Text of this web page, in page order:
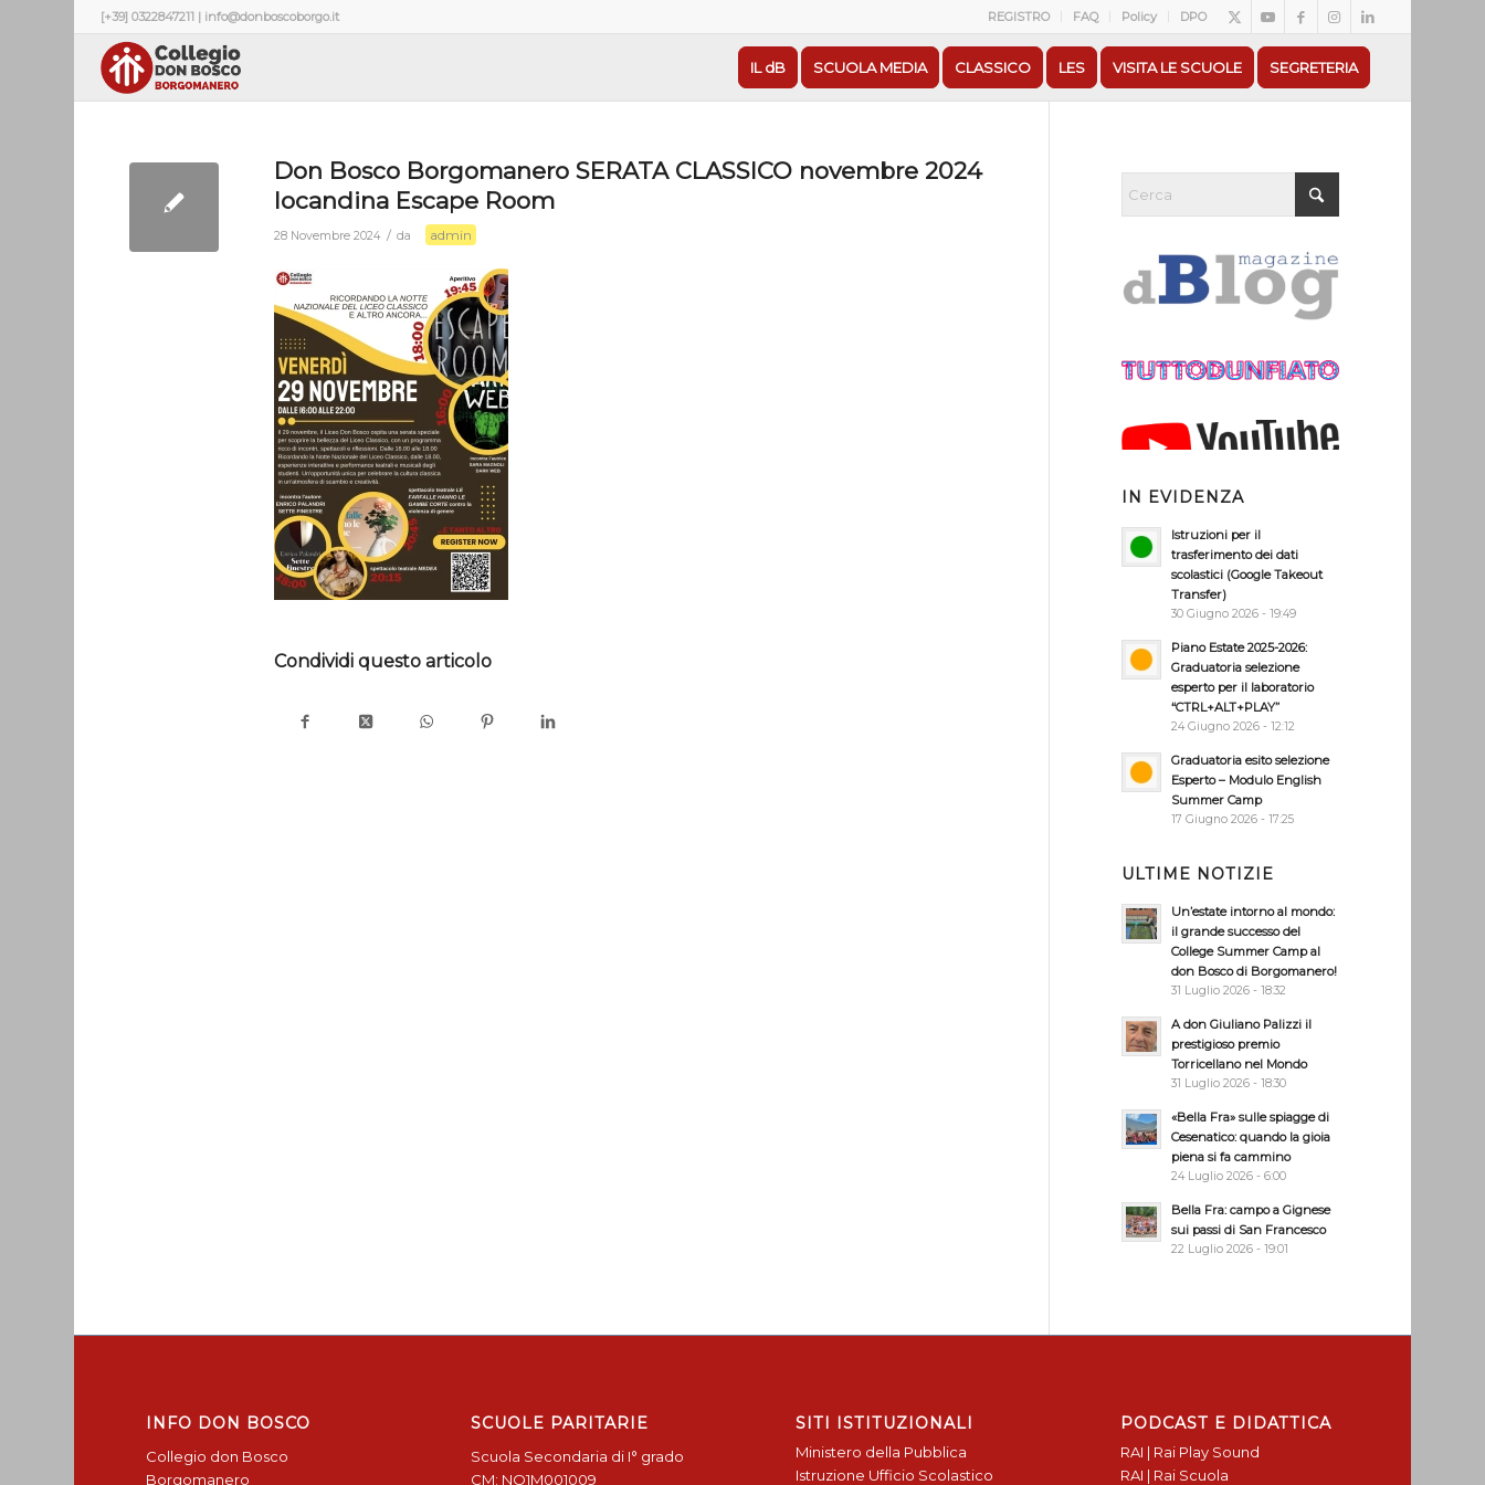
REGISTRO FAQ Policy DPO
[+39] 0322847211 | info@donboscoborgo.it
IL dB SCUOLA MEDIA CLASSICO LES VISITA LE SCUOLE SEGRETERIA
Don Bosco Borgomanero SERATA CLASSICO novembre 2024
locandina Escape Room
28 Novembre 2024 / da admin
Condividi questo articolo
IN EVIDENZA
Istruzioni per il
trasferimento dei dati
scolastici (Google Takeout
Transfer)
30 Giugno 2026 - 19:49
Piano Estate 2025-2026:
Graduatoria selezione
esperto per il laboratorio
“CTRL+ALT+PLAY”
24 Giugno 2026 - 12:12
Graduatoria esito selezione
Esperto – Modulo English
Summer Camp
17 Giugno 2026 - 17:25
ULTIME NOTIZIE
Un’estate intorno al mondo:
il grande successo del
College Summer Camp al
don Bosco di Borgomanero!
31 Luglio 2026 - 18:32
A don Giuliano Palizzi il
prestigioso premio
Torricellano nel Mondo
31 Luglio 2026 - 18:30
«Bella Fra» sulle spiagge di
Cesenatico: quando la gioia
piena si fa cammino
24 Luglio 2026 - 6:00
Bella Fra: campo a Gignese
sui passi di San Francesco
22 Luglio 2026 - 19:01
INFO DON BOSCO
Collegio don Bosco
Borgomanero
SCUOLE PARITARIE
Scuola Secondaria di I° grado
CM: NO1M001009
SITI ISTITUZIONALI
Ministero della Pubblica
Istruzione Ufficio Scolastico
PODCAST E DIDATTICA
RAI | Rai Play Sound
RAI | Rai Scuola